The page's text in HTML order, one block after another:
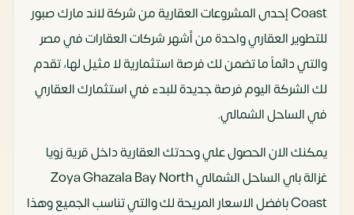
Coast إحدى المشروعات العقارية من شركة لاند مارك صبور
للتطوير العقاري واحدة من أشهر شركات العقارات في مصر
والتي دائماً ما تضمن لك فرصة استثمارية لا مثيل لها، تقدم
لك الشركة اليوم فرصة جديدة للبدء في استثمارك العقاري
في الساحل الشمالي.
يمكنك الان الحصول علي وحدتك العقارية داخل قرية زويا
غزالة باي الساحل الشمالي Zoya Ghazala Bay North
Coast بافضل الاسعار المريحة لك والتي تناسب الجميع وهذا